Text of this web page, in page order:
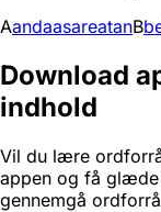
AandaasareatanB
Download
indhold
Vil du lære
appen og få
gennemgå